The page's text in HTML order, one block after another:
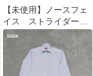
【未使用】ノースフェ
イス ストライダーシ
ョーツ